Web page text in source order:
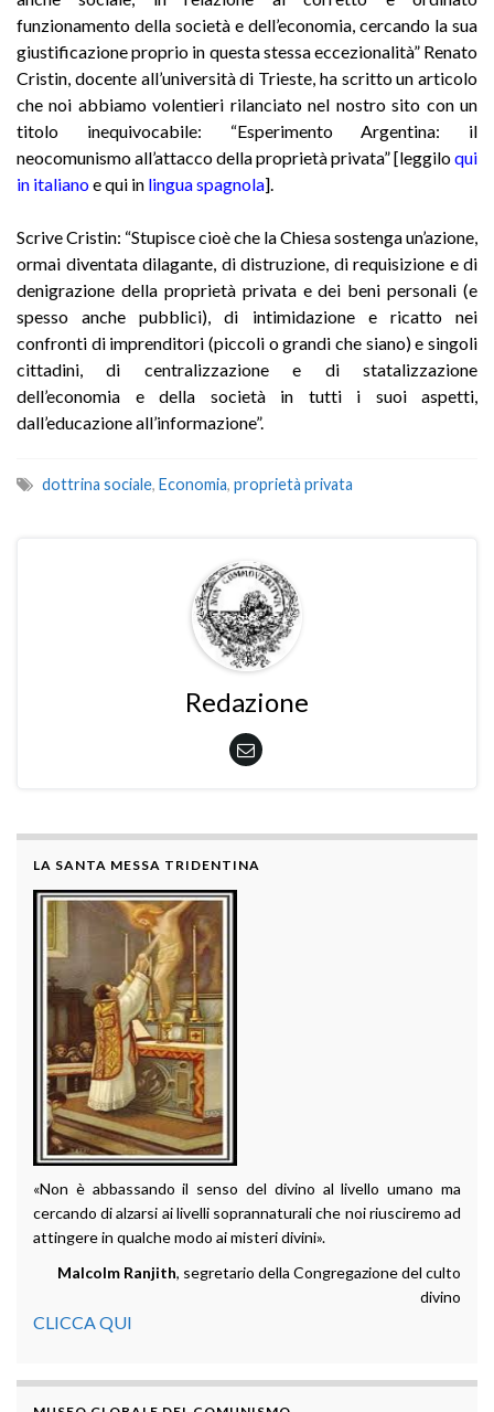
funzionamento della società e dell’economia, cercando la sua
giustificazione proprio in questa stessa eccezionalità” Renato
Cristin, docente all’università di Trieste, ha scritto un articolo
che noi abbiamo volentieri rilanciato nel nostro sito con un
titolo inequivocabile: “Esperimento Argentina: il
neocomunismo all’attacco della proprietà privata” [leggiloqui
in italianoe qui in lingua spagnola].
Scrive Cristin: “Stupisce cioè che la Chiesa sostenga un’azione,
ormai diventata dilagante, di distruzione, di requisizione e di
denigrazione della proprietà privata e dei beni personali (e
spesso anche pubblici), di intimidazione e ricatto nei
confronti di imprenditori (piccoli o grandi che siano) e singoli
cittadini, di centralizzazione e di statalizzazione
dell’economia e della società in tutti i suoi aspetti,
dall’educazione all’informazione”.
dottrina sociale, Economia, proprietà privata
Redazione
LA SANTA MESSA TRIDENTINA
«Non è abbassando il senso del divino al livello umano ma
cercando di alzarsi ai livelli soprannaturali che noi riusciremo ad
attingere in qualche modo ai misteri divini».
Malcolm Ranjith, segretario della Congregazione del culto
divino
CLICCA QUI